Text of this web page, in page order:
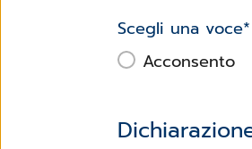
Scegli una voce*
Acconsento